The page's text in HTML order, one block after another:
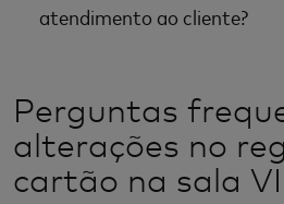
atendimento ao cliente?
Perguntas
alterações no
cartão na sala